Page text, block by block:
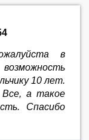
в
10 лет.
а такое
Спасибо